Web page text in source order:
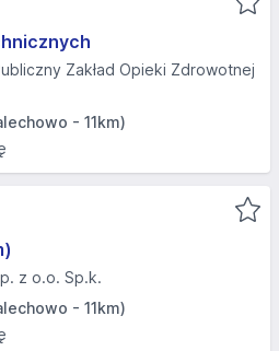
Zakład Opieki Zdrowotnej
- 11km)
z o.o. Sp.k.
- 11km)